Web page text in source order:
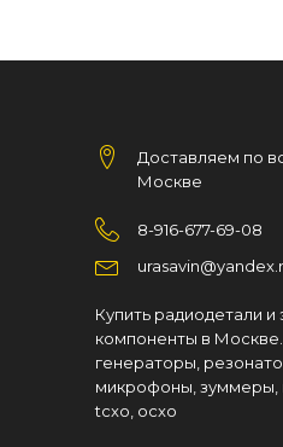
Доставляем по
Москве
8-916-677-69-08
Купить радиодетали
компоненты в
генераторы,
микрофоны, зуммеры,
tcxo, ocxo